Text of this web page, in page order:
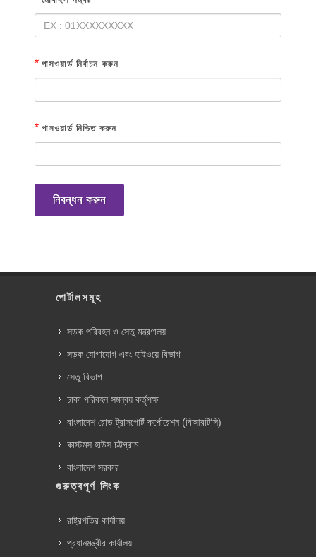
* পাসওয়ার্ড নির্বাচন করুন
* পাসওয়ার্ড নিশ্চিত করুন
নিবন্ধন করুন
পোর্টালসমূহ
সড়ক পরিবহন ও সেতু মন্ত্রণালয়
সড়ক যোগাযোগ এবং হাইওয়ে বিভাগ
সেতু বিভাগ
ঢাকা পরিবহন সমন্বয় কর্তৃপক্ষ
বাংলাদেশ রোড ট্রান্সপোর্ট কর্পোরেশন (বিআরটিসি)
কাস্টমস হাউস চট্টগ্রাম
বাংলাদেশ সরকার
গুরুত্বপূর্ণ লিংক
রাষ্ট্রপতির কার্যালয়
প্রধানমন্ত্রীর কার্যালয়